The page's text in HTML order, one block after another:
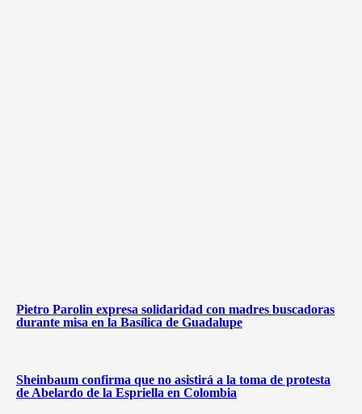
Pietro Parolin expresa solidaridad con madres buscadoras
durante misa en la Basílica de Guadalupe
Sheinbaum confirma que no asistirá a la toma de protesta
de Abelardo de la Espriella en Colombia